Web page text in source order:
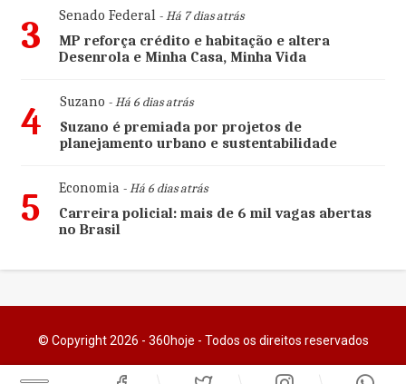
3 Senado Federal- Há 7 dias atrás
MP reforça crédito e habitação e altera
Desenrola e Minha Casa, Minha Vida
4 Suzano - Há 6 dias atrás
Suzano é premiada por projetos de
planejamento urbano e sustentabilidade
5 Economia- Há 6 dias atrás
Carreira policial: mais de 6 mil vagas abertas
no Brasil
© Copyright 2026 - 360hoje - Todos os direitos reservados